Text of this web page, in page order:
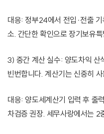
대응: 정부24에서 전입·전출
소. 간단한 확인으로 장기보유
3) 중간 계산 실수: 양도차익 산
빈번합니다. 계산기는 신중히
대응: 양도세계산기 입력 후 출
차검증 권장. 세무사랑에서는 2